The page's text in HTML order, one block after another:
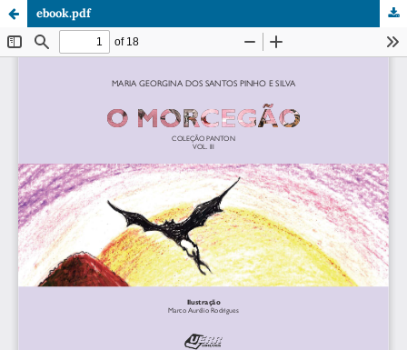
ebook.pdf